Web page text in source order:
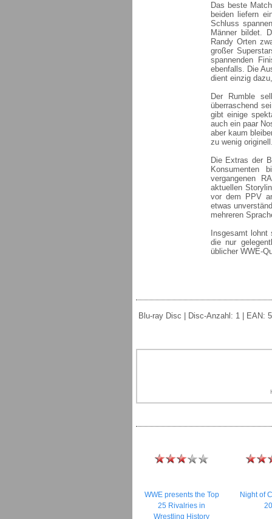
Das beste
beiden liefern
Schluss
Männer bildet.
Randy Orten
großer
spannenden
ebenfalls. Die
dient einzig
Der Rumble
überraschend
gibt einige
auch ein paar
aber kaum
zu wenig
Die Extras der
Konsumenten
vergangenen
aktuellen
vor dem PPV
etwas
mehreren
Insgesamt
die nur
üblicher WWE-
Blu-ray Disc | Disc-Anzahl: 1 | EAN:
WWE presents the Top
25 Rivalries in
Wrestling History
Night of